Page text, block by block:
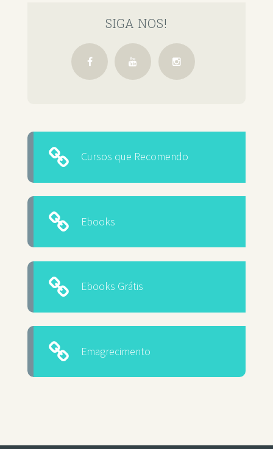
SIGA NOS!
Cursos que Recomendo
Ebooks
Ebooks Grátis
Emagrecimento